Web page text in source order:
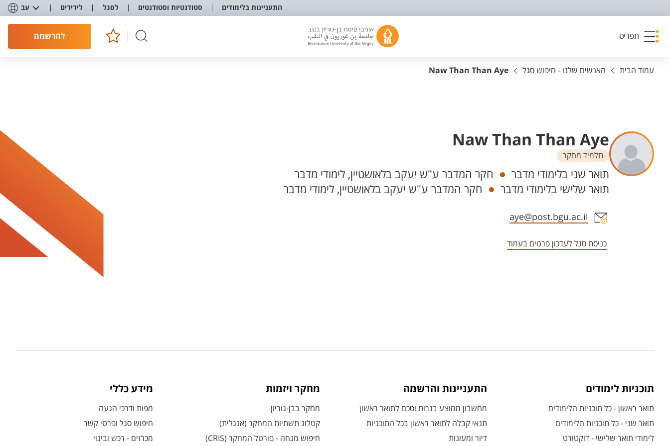
התעניינות בלימודים סטודנטיות וסטודנטים לסגל לידידים עב
תפריט להרשמה
עמוד הבית האנשים שלנו - חיפוש סגל Naw Than Than Aye
Naw Than Than Aye
תלמיד מחקר
יחידות
תואר שני בלימודי מדבר
חקר המדבר ע"ש יעקב בלאושטיין, לימודי מדבר
תואר שלישי בלימודי מדבר
חקר המדבר ע"ש יעקב בלאושטיין, לימודי מדבר
אזור צור קשר עם איש הסגל
aye@post.bgu.ac.il
כניסת סגל לעדכון פרטים בעמוד
תוכניות לימודים
תואר ראשון - כל תוכניות הלימודים
תואר שני - כל תוכניות הלימודים
לימודי תואר שלישי - דוקטורט
התעניינות והרשמה
מחשבון ממוצע בגרות וסכם לתואר ראשון
תנאי קבלה לתואר ראשון בכל התוכניות
דיור ומעונות
מחקר ויזמות
מחקר בבן-גוריון
קטלוג תשתיות המחקר (אנגלית)
חיפוש מנחה - פורטל המחקר (CRIS)
מידע כללי
מפות ודרכי הגעה
חיפוש סגל ופרטי קשר
מכרזים - רכש ובינוי